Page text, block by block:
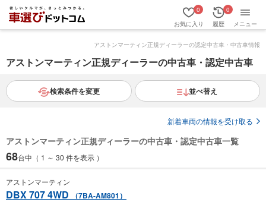
お気に入り
0
履歴
0
メニュー
アストンマーティン正規ディーラーの認定中古車・中古車情報
アストンマーティン正規ディーラーの中古車・認定中古車
検索条件を変更 並べ替え
新着車両の情報を受け取る
アストンマーティン正規ディーラーの中古車・認定中古車一覧
68台中（ 1 ～ 30 件を表示 ）
アストンマーティン
DBX 707 4WD （7BA-AM801）